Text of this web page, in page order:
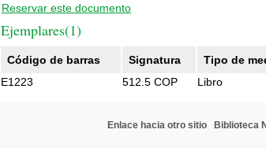
Reservar este documento
Ejemplares(1)
Código de barras Signatura Tipo de
E1223
512.5 COP Libro
Enlace hacia otro sitio Biblioteca